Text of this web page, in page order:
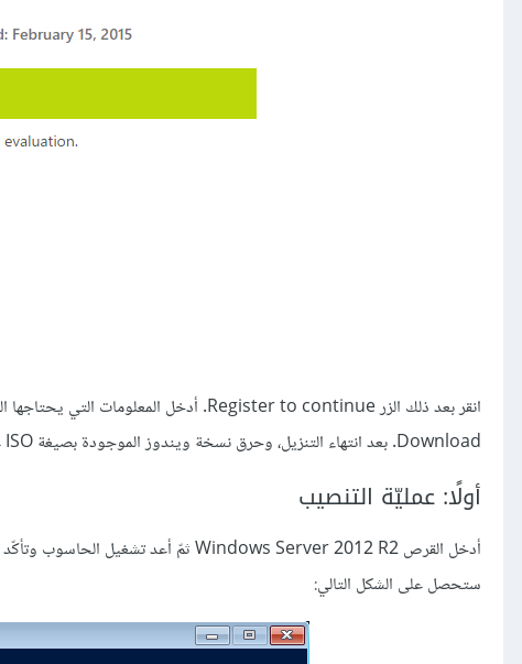
Download. بعد انتهاء التنزيل، وحرق نسخة ويندوز الموجودة بصيغة ISO على قرص DVD يمكننا البدء بعمليّة التنصيب.
أولًا: عمليّة التنصيب
ستحصل على الشكل التالي: